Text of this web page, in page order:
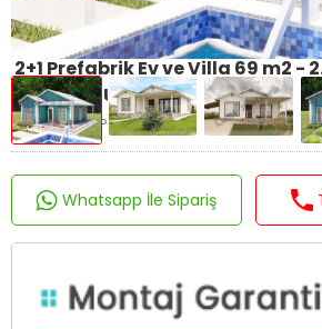
2+1 Prefabrik Ev ve Villa 69 m2 -
DESENLİ DUVARLAR
Ürün Kodu : LP-106
Whatsapp İle Sipariş